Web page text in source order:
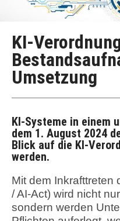
KI-
Umsetzung
KI-Systeme in einem
dem 1. August 2024
Blick auf die KI-
werden.
Mit dem Inkrafttreten
/ AI-Act) wird nicht
sondern werden